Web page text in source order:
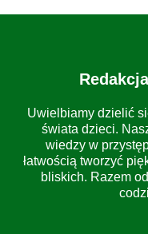
Uwielbiamy dzielić
świata dzieci.
wiedzy w
łatwością tworzyć
bliskich. Razem